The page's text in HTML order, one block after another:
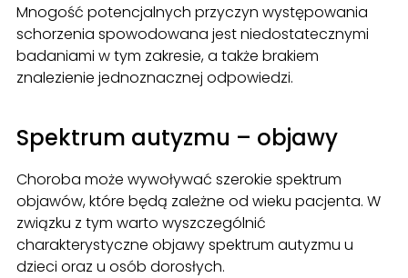
Mnogość potencjalnych przyczyn występowania
schorzenia spowodowana jest niedostatecznymi
badaniami w tym zakresie, a także brakiem
znalezienie jednoznacznej odpowiedzi.
Spektrum autyzmu – objawy
Choroba może wywoływać szerokie spektrum
objawów, które będą zależne od wieku pacjenta. W
związku z tym warto wyszczególnić
charakterystyczne objawy spektrum autyzmu u
dzieci oraz u osób dorosłych.